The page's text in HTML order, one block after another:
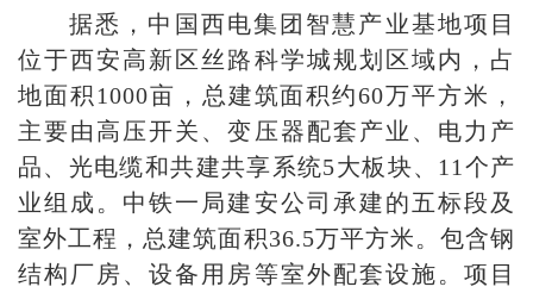
据悉，中国西电集团智慧产业基地项目
位于西安高新区丝路科学城规划区域内，占
地面积1000亩，总建筑面积约60万平方米，
主要由高压开关、变压器配套产业、电力产
品、光电缆和共建共享系统5大板块、11个产
业组成。中铁一局建安公司承建的五标段及
室外工程，总建筑面积36.5万平方米。包含钢
结构厂房、设备用房等室外配套设施。项目